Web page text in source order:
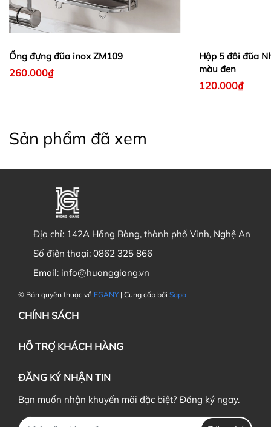
Ống đựng đũa inox ZM109
260.000₫
Hộp 5 đôi đũa
màu đen
120.000₫
Sản phẩm đã xem
Địa chỉ: 142A Hồng Bàng, thành phố Vinh, Nghệ An
Số điện thoại: 0862 325 866
Email: info@huonggiang.vn
© Bản quyền thuộc về EGANY | Cung cấp bởi Sapo
CHÍNH SÁCH
HỖ TRỢ KHÁCH HÀNG
ĐĂNG KÝ NHẬN TIN
Bạn muốn nhận khuyến mãi đặc biệt? Đăng ký ngay.